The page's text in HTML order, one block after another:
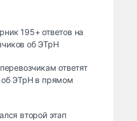
195+ ответов на
об ЭТрН
ответят
об ЭТрН в прямом
второй этап